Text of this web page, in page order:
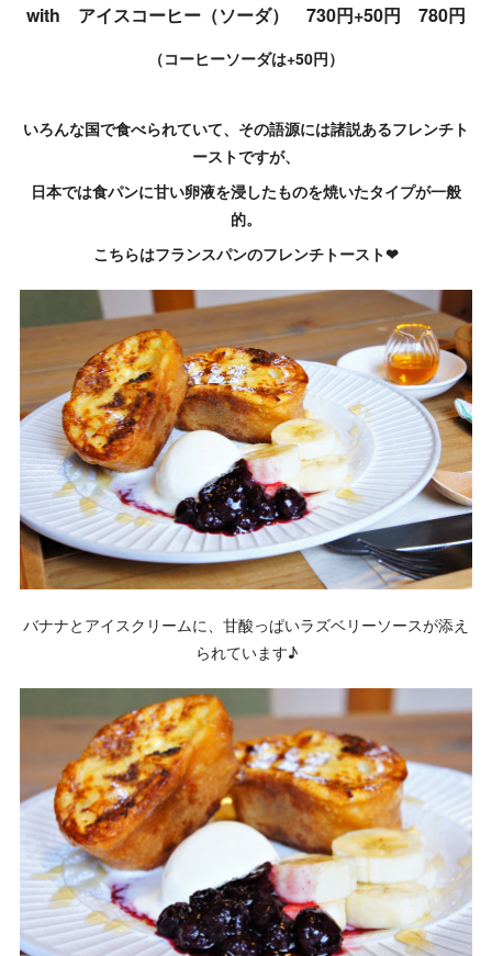
with アイスコーヒー（ソーダ） 730円+50円 780円
（コーヒーソーダは+50円）
いろんな国で食べられていて、その語源には諸説あるフレンチト
ーストですが、
日本では食パンに甘い卵液を浸したものを焼いたタイプが一般
的。
こちらはフランスパンのフレンチトースト❤
バナナとアイスクリームに、甘酸っぱいラズベリーソースが添え
られています♪